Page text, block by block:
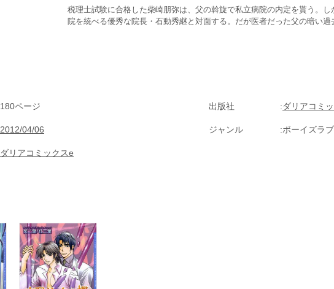
税理士試験に合格した柴崎朋弥は、父の斡旋で私立病院の内定を貰う。
院を統べる優秀な院長・石動秀継と対面する。だが医者だった父の暗い
180ページ 出版社 ダリアコミ
2012/04/06 ジャンル ボーイズラ
ダリアコミックスe